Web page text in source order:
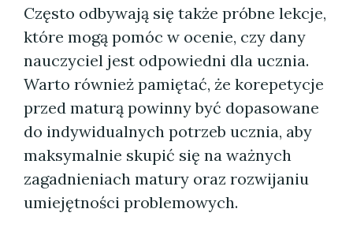
Często odbywają się także próbne lekcje,
które mogą pomóc w ocenie, czy dany
nauczyciel jest odpowiedni dla ucznia.
Warto również pamiętać, że korepetycje
przed maturą powinny być dopasowane
do indywidualnych potrzeb ucznia, aby
maksymalnie skupić się na ważnych
zagadnieniach matury oraz rozwijaniu
umiejętności problemowych.